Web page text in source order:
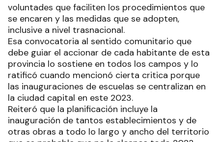
voluntades que faciliten los procedimientos que
se encaren y las medidas que se adopten,
inclusive a nivel trasnacional.
Esa convocatoria al sentido comunitario que
debe guiar el accionar de cada habitante de esta
provincia lo sostiene en todos los campos y lo
ratificó cuando mencionó cierta critica porque
las inauguraciones de escuelas se centralizan en
la ciudad capital en este 2023.
Reiteró que la planificación incluye la
inauguración de tantos establecimientos y de
otras obras a todo lo largo y ancho del territorio